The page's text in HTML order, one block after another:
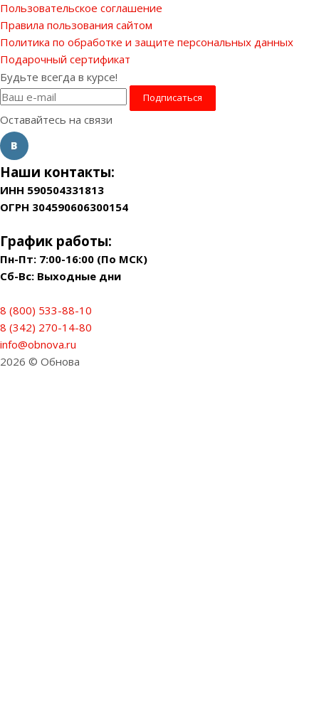
Пользовательское соглашение
Правила пользования сайтом
Политика по обработке и защите персональных данных
Подарочный сертификат
Будьте всегда в курсе!
Оставайтесь на связи
Наши контакты:
ИНН 590504331813
ОГРН 304590606300154
График работы:
Пн-Пт: 7:00-16:00 (По МСК)
Сб-Вс: Выходные дни
8 (800) 533-88-10
8 (342) 270-14-80
info@obnova.ru
2026 © Обнова